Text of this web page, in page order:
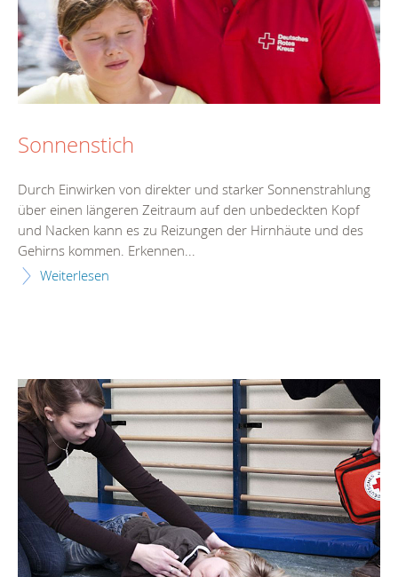
Sonnenstich
Durch Einwirken von direkter und starker Sonnenstrahlung
über einen längeren Zeitraum auf den unbedeckten Kopf
und Nacken kann es zu Reizungen der Hirnhäute und des
Gehirns kommen. Erkennen...
Weiterlesen